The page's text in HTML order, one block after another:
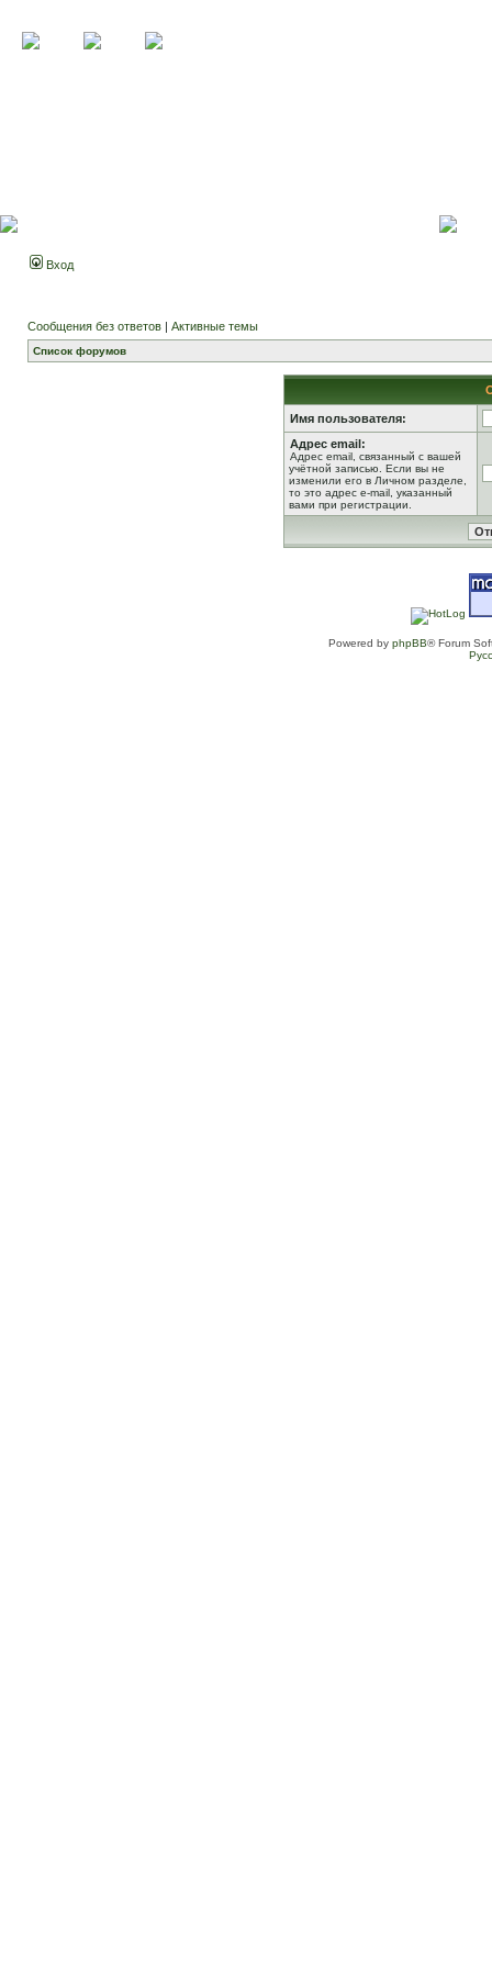
Вход
Сообщения без ответов | Активные темы
Список форумов
Имя пользователя:
Адрес email:
Адрес email, связанный с вашей
учётной записью. Если вы не
изменили его в Личном разделе,
то это адрес e-mail, указанный
вами при регистрации.
Powered by phpBB® Forum